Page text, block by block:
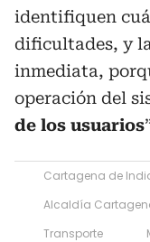
identifiquen
dificultades, y
inmediata,
operación del
de los usuarios
Cartagena de
Alcaldía
Transporte